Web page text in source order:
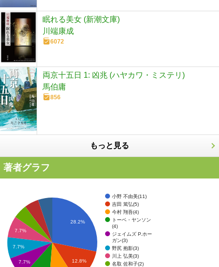
眠れる美女 (新潮文庫)
川端康成
6072
両京十五日 1: 凶兆 (ハヤカワ・ミステリ)
馬伯庸
856
もっと見る
著者グラフ
小野 不由美(11)
吉田 篤弘(5)
今村 翔吾(4)
トーベ・ヤンソン
(4)
ジェイムズ P.ホー
ガン(3)
野尻 抱影(3)
川上 弘美(3)
名取 佐和子(2)
28.2%
12.8%
7.7%
7.7%
7.7%